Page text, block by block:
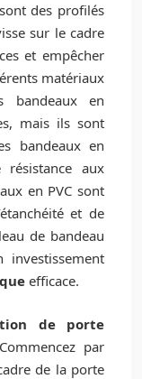
des profilés
sur le cadre
et empêcher
matériaux
bandeaux en
mais ils sont
bandeaux en
aux
en PVC sont
et de
de bandeau
investissement
efficace.
de porte
par
de la porte